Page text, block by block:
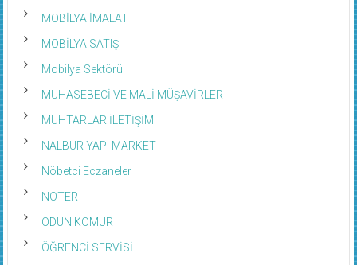
MOBİLYA İMALAT
MOBİLYA SATIŞ
Mobilya Sektörü
MUHASEBECİ VE MALİ MÜŞAVİRLER
MUHTARLAR İLETİŞİM
NALBUR YAPI MARKET
Nöbetci Eczaneler
NOTER
ODUN KÖMÜR
ÖĞRENCİ SERVİSİ